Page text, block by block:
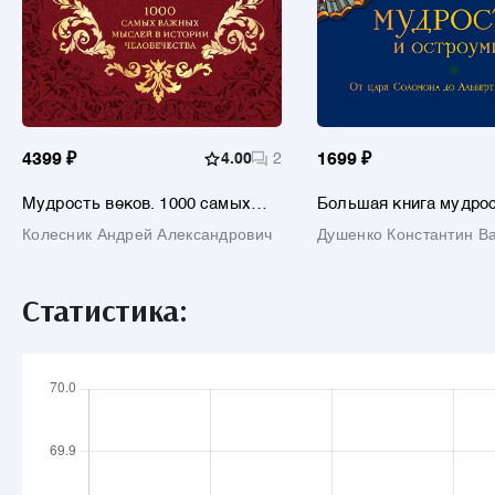
4399 ₽ 4.00 2
Мудрость веков. 1000 самых
человечества / 2-е изд.
Колесник Андрей Александрович
1699 ₽
Большая книга
Душенко Константин
Статистика: